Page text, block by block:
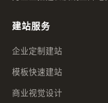
建站服务
企业定制建站
模板快速建站
商业视觉设计